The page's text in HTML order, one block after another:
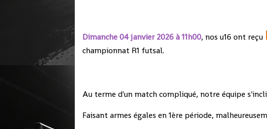
Dimanche 04 janvier 2026 à 11h00, nos u16 ont reçu
championnat R1 futsal.
Au terme d'un match compliqué, notre équipe
Faisant armes égales en 1ère période,